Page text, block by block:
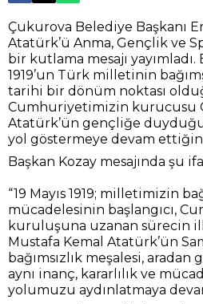
Çukurova Belediye Başkanı
Atatürk’ü Anma, Gençlik ve
bir kutlama mesajı yayımladı.
1919’un Türk milletinin
tarihi bir dönüm noktası
Cumhuriyetimizin kurucusu
Atatürk’ün gençliğe
yol göstermeye devam
Başkan Kozay mesajında şu
“19 Mayıs 1919; milletimizin
mücadelesinin başlangıcı,
kuruluşuna uzanan sürecin ilk
Mustafa Kemal Atatürk’ün
bağımsızlık meşalesi, aradan
aynı inanç, kararlılık ve
yolumuzu aydınlatmaya